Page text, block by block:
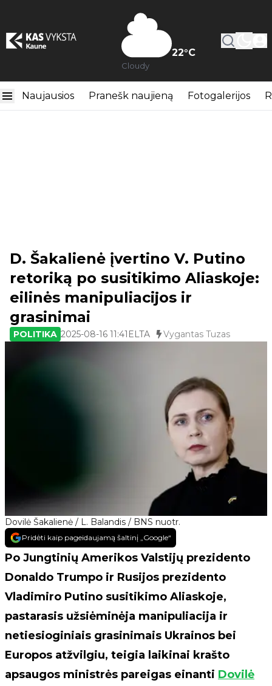
22°C
Cloudy
Naujausios Pranešk naujieną Fotogalerijos
Dovilė Šakalienė / L. Balandis / BNS nuotr.
D. Šakalienė įvertino V. Putino
retoriką po susitikimo Aliaskoje:
eilinės manipuliacijos ir
grasinimai
POLITIKA 2025-08-16 11:41 ELTA Vygantas Tuzas
Pridėti kaip pageidaujamą šaltinį „Google“
Po Jungtinių Amerikos Valstijų prezidento
Donaldo Trumpo ir Rusijos prezidento
Vladimiro Putino susitikimo Aliaskoje,
pastarasis užsiėminėja manipuliacija ir
netiesioginiais grasinimais Ukrainos bei
Europos atžvilgiu, teigia laikinai krašto
apsaugos ministrės pareigas einanti Dovilė